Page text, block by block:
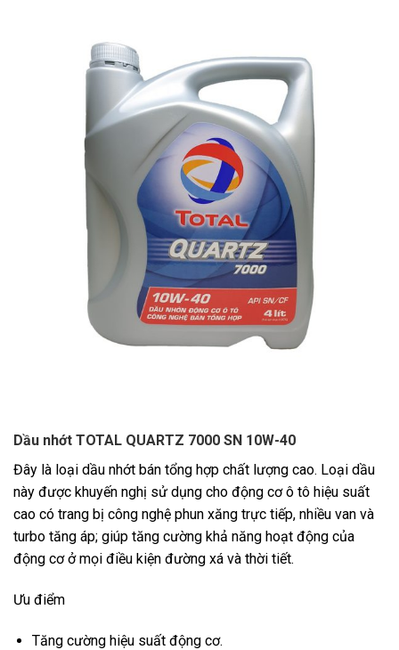
Dầu nhớt TOTAL QUARTZ 7000 SN 10W-40
Đây là loại dầu nhớt bán tổng hợp chất lượng cao. Loại dầu
này được khuyến nghị sử dụng cho động cơ ô tô hiệu suất
cao có trang bị công nghệ phun xăng trực tiếp, nhiều van và
turbo tăng áp; giúp tăng cường khả năng hoạt động của
động cơ ở mọi điều kiện đường xá và thời tiết.
Ưu điểm
Tăng cường hiệu suất động cơ.